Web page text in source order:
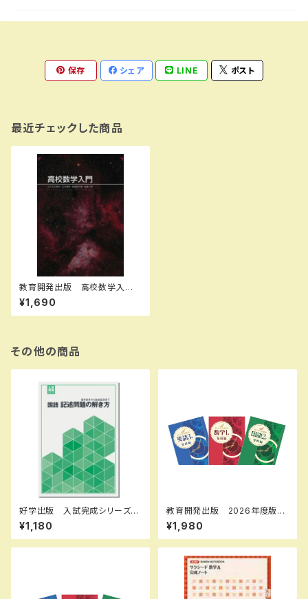
保存 シェア LINE ポスト
最近チェックした商品
教育開発出版 高校数学入
門 2026年度版 新品完全セ
ット
¥1,690
その他の商品
好学出版 入試完成シリーズ
国語 記述問題の解き方 202
6年度版 新品完全セット ISB
N：B0D3B6KZGL ISBN-10：
¥1,180
教育開発出版 2026年度版
新中学問題集 数学 中1～3
発展編 各学年（選択くださ
い） 新品完全セット
¥1,980